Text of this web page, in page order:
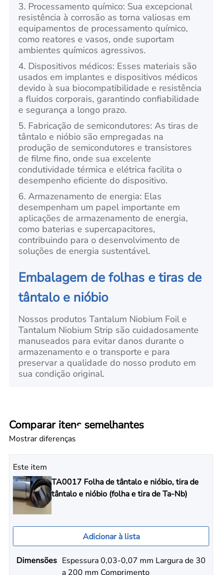
3. Processamento químico: Sua excepcional
resistência à corrosão as torna valiosas em
equipamentos de processamento químico,
como reatores e vasos, onde suportam
ambientes químicos agressivos.
4. Dispositivos médicos: Esses materiais são
usados em implantes e dispositivos médicos
devido à sua biocompatibilidade e resistência
a fluidos corporais, garantindo confiabilidade
e segurança a longo prazo.
5. Fabricação de semicondutores: As tiras de
tântalo e nióbio são empregadas na
produção de semicondutores e transistores
de filme fino, onde sua excelente
condutividade térmica e elétrica facilita o
desempenho eficiente do dispositivo.
6. Armazenamento de energia: Elas
desempenham um papel importante em
aplicações de armazenamento de energia,
como baterias e supercapacitores,
contribuindo para o desenvolvimento de
soluções de energia sustentável.
Embalagem de folhas e tiras de
tântalo e nióbio
Nossos produtos Tantalum Niobium Foil e
Tantalum Niobium Strip são cuidadosamente
manuseados para evitar danos durante o
armazenamento e o transporte e para
preservar a qualidade do nosso produto em
sua condição original.
Comparar itens semelhantes
Mostrar diferenças
Este item
TA0017 Folha de tântalo e nióbio, tira de
tântalo e nióbio (folha e tira de Ta-Nb)
Adicionar à lista
Dimensões Espessura 0,03-0,07 mm Largura de 30
a 200 mm Comprimento